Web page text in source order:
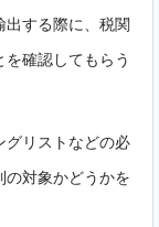
する際に、税関
確認してもらう
グリストなどの必
対象かどうかを